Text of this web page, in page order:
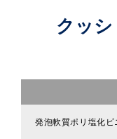
クッ
発泡軟質ポリ塩化ビ